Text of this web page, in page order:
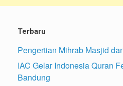
Terbaru
Pengertian Mihrab Masjid
IAC Gelar Indonesia Quran
Bandung